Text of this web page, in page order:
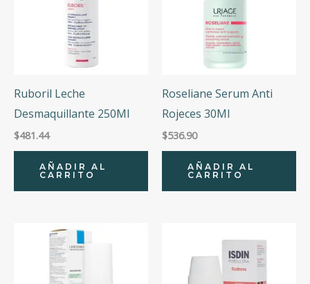
Ruboril Leche
Desmaquillante 250Ml
$481.44
AÑADIR AL
CARRITO
Roseliane Serum Anti
Rojeces 30Ml
$536.90
AÑADIR AL
CARRITO